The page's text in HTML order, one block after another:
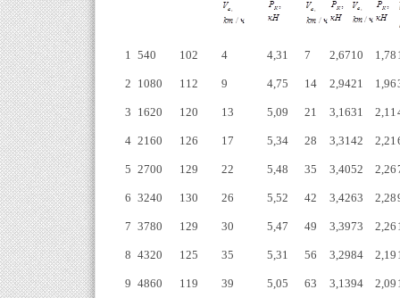
1 540 102 4 4,31 7 2,6710 1,78
2 1080 112 9 4,75 14 2,9421 1,96
3 1620 120 13 5,09 21 3,1631 2,11
4 2160 126 17 5,34 28 3,3142 2,21
5 2700 129 22 5,48 35 3,4052 2,26
6 3240 130 26 5,52 42 3,4263 2,28
7 3780 129 30 5,47 49 3,3973 2,26
8 4320 125 35 5,31 56 3,2984 2,19
9 4860 119 39 5,05 63 3,1394 2,09